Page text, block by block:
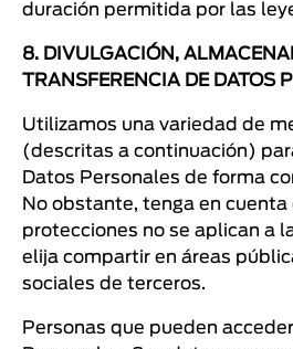
duración permitida por las
8. DIVULGACIÓN,
TRANSFERENCIA DE DATOS
Utilizamos una variedad de
(descritas a continuación)
Datos Personales de forma
No obstante, tenga en cuenta
protecciones no se aplican a
elija compartir en áreas
sociales de terceros.
Personas que pueden